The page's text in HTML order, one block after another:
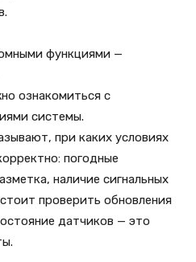
функциями —
ознакомиться с
системы.
при каких условиях
погодные
наличие сигнальных
проверить обновления
датчиков — это